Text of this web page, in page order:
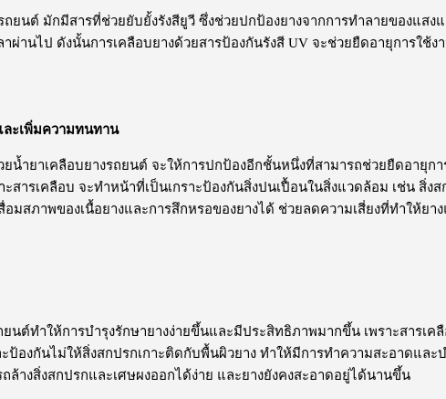
ต์ มักมีสารที่ช่วยยับยั้งรังสียูวี ซึ่งช่วยปกป้องยางจากการทำลายของแสง
าผ่านไป ดังนั้นการเคลือบยางด้วยสารป้องกันรังสี UV จะช่วยยืดอายุการใช้ง
ละเพิ่มความทนทาน
ยาเคลือบยางรถยนต์ จะให้การปกป้องอีกชั้นหนึ่งที่สามารถช่วยยืดอายุกา
ะสารเคลือบ จะทำหน้าที่เป็นเกราะป้องกันสิ่งปนเปื้อนในสิ่งแวดล้อม เช่น สิ่ง
อมสภาพของเนื้อยางและการสึกหรอของยางได้ ช่วยลดความเสี่ยงที่ทำให้ยา
ทำให้การบำรุงรักษายางง่ายขึ้นและมีประสิทธิภาพมากขึ้น เพราะสารเคลื
องกันไม่ให้สิ่งสกปรกเกาะติดกับพื้นผิวยาง ทำให้มีการทำความสะอาดและบ
ล้างสิ่งสกปรกและเศษผงออกได้ง่าย และยางยังคงสะอาดอยู่ได้นานขึ้น